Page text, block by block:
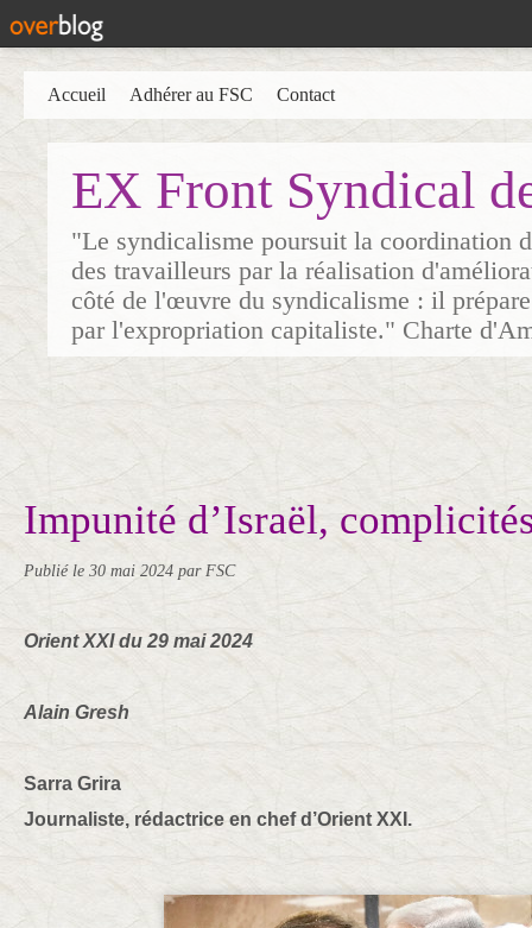
EX Front Syndical
"Le syndicalisme poursuit la coordination
des travailleurs par la réalisation
côté de l'œuvre du syndicalisme : il
par l'expropriation capitaliste." Charte
Accueil Adhérer au FSC Contact
Impunité d’Israël,
Publié le 30 mai 2024 par FSC
Orient XXI du 29 mai 2024
Alain Gresh
Sarra Grira
Journaliste, rédactrice en chef d’Orient XXI.